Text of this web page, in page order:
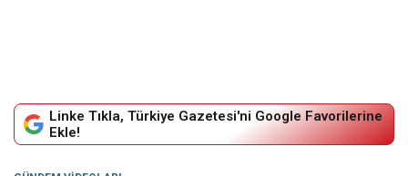
Linke Tıkla, Türkiye Gazetesi'ni Google Favorilerine
Ekle!